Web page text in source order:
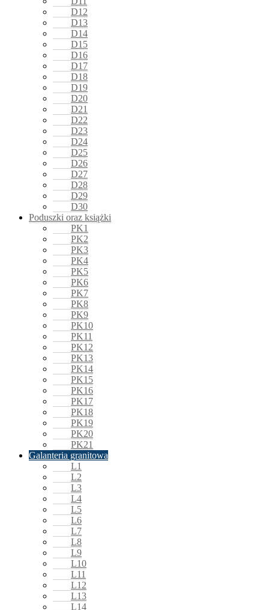
D12
D13
D14
D15
D16
D17
D18
D19
D20
D21
D22
D23
D24
D25
D26
D27
D28
D29
D30
Poduszki oraz książki
PK1
PK2
PK3
PK4
PK5
PK6
PK7
PK8
PK9
PK10
PK11
PK12
PK13
PK14
PK15
PK16
PK17
PK18
PK19
PK20
PK21
Galanteria granitowa
L1
L2
L3
L4
L5
L6
L7
L8
L9
L10
L11
L12
L13
L14